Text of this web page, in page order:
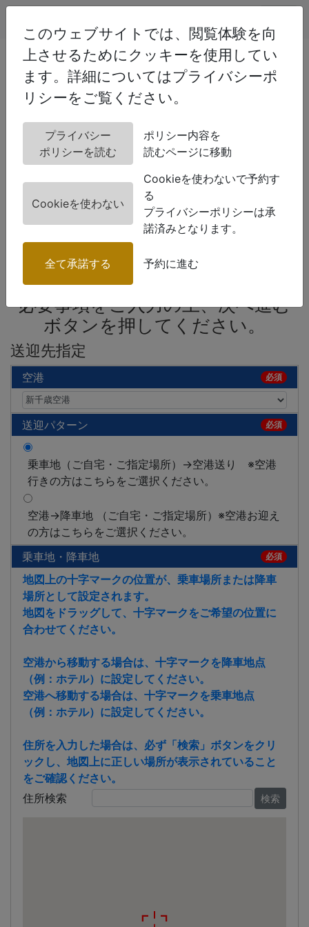
空港送迎
WEB予約
STEP1
送迎先指定
STEP2
ご予約内容入力
STEP3
入力内容確認
完了
必要事項をご入力の上、次へ進む
ボタンを押してください。
送迎先指定
空港 必須
送迎パターン 必須
乗車地（ご自宅・ご指定場所）→空港送り ※空港
行きの方はこちらをご選択ください。
空港→降車地 （ご自宅・ご指定場所）※空港お迎え
の方はこちらをご選択ください。
乗車地・降車地
必須
地図上の十字マークの位置が、乗車場所または降車
場所として設定されます。
地図をドラッグして、十字マークをご希望の位置に
合わせてください。
空港から移動する場合は、十字マークを降車地点
（例：ホテル）に設定してください。
空港へ移動する場合は、十字マークを乗車地点
（例：ホテル）に設定してください。
住所を入力した場合は、必ず「検索」ボタンをクリ
ックし、地図上に正しい場所が表示されていること
をご確認ください。
住所検索
検索
このウェブサイトでは、閲覧体験を向
上させるためにクッキーを使用してい
ます。詳細についてはプライバシーポ
リシーをご覧ください。
プライバシー
ポリシーを読む
ポリシー内容を
読むページに移動
Cookieを使わない
Cookieを使わないで予約す
る
プライバシーポリシーは承
諾済みとなります。
全て承諾する 予約に進む